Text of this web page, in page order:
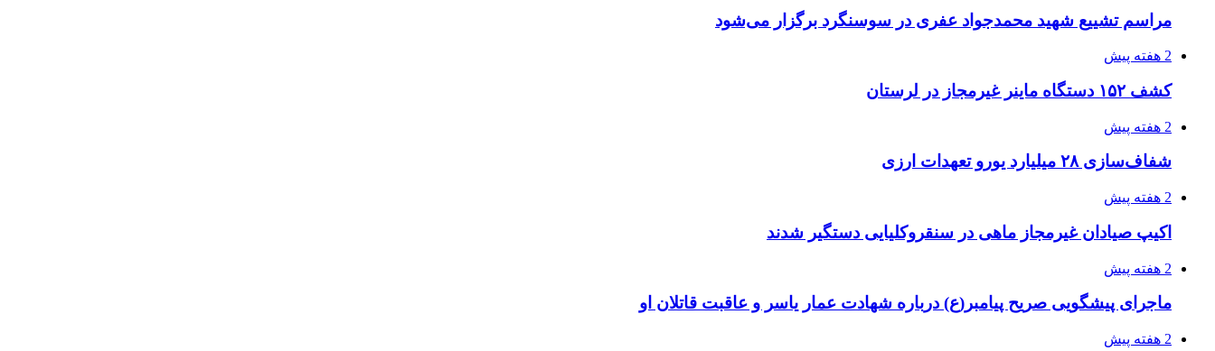
مراسم تشییع شهید محمدجواد عفری در سوسنگرد برگزار می‌شود
2 هفته پیش
کشف ۱۵۲ دستگاه ماینر غیرمجاز در لرستان
2 هفته پیش
شفاف‌سازی ۲۸ میلیارد یورو تعهدات ارزی
2 هفته پیش
اکیپ صیادان غیرمجاز ماهی در سنقروکلیایی دستگیر شدند
2 هفته پیش
ماجرای پیشگویی صریح پیامبر(ع) درباره شهادت عمار یاسر و عاقبت قاتلان او
2 هفته پیش